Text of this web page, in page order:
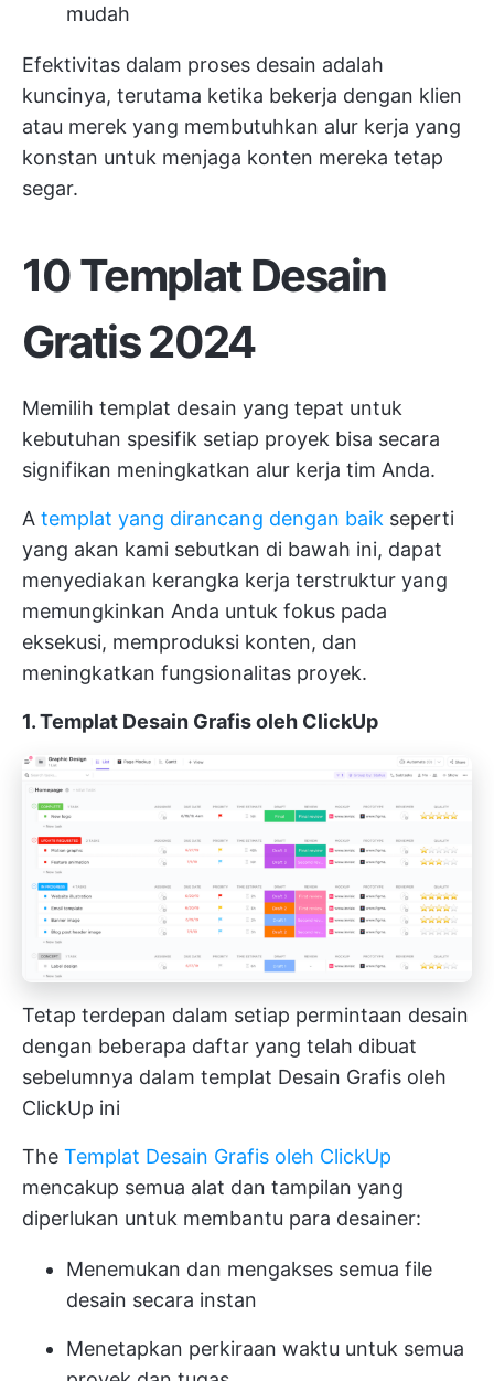
mudah
Efektivitas dalam proses desain adalah
kuncinya, terutama ketika bekerja dengan klien
atau merek yang membutuhkan alur kerja yang
konstan untuk menjaga konten mereka tetap
segar.
10 Templat Desain
Gratis 2024
Memilih templat desain yang tepat untuk
kebutuhan spesifik setiap proyek bisa secara
signifikan meningkatkan alur kerja tim Anda.
A templat yang dirancang dengan baik seperti
yang akan kami sebutkan di bawah ini, dapat
menyediakan kerangka kerja terstruktur yang
memungkinkan Anda untuk fokus pada
eksekusi, memproduksi konten, dan
meningkatkan fungsionalitas proyek.
1. Templat Desain Grafis oleh ClickUp
Tetap terdepan dalam setiap permintaan desain
dengan beberapa daftar yang telah dibuat
sebelumnya dalam templat Desain Grafis oleh
ClickUp ini
The Templat Desain Grafis oleh ClickUp
mencakup semua alat dan tampilan yang
diperlukan untuk membantu para desainer:
Menemukan dan mengakses semua file
desain secara instan
Menetapkan perkiraan waktu untuk semua